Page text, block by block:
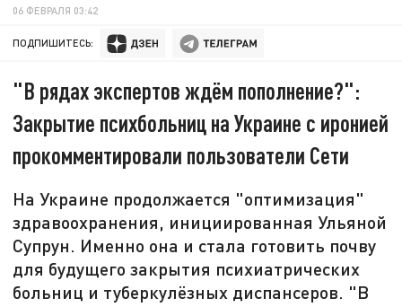
06 ФЕВРАЛЯ 03:42
ПОДПИШИТЕСЬ:
"В рядах экспертов ждём пополнение?":
Закрытие психбольниц на Украине с иронией
прокомментировали пользователи Сети
На Украине продолжается "оптимизация"
здравоохранения, инициированная Ульяной
Супрун. Именно она и стала готовить почву
для будущего закрытия психиатрических
больниц и туберкулёзных диспансеров. "В